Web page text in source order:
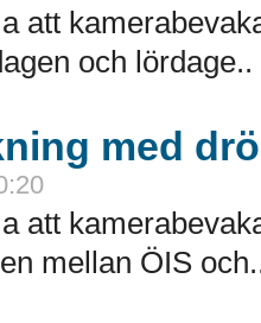
att
och lördage..
med
att
mellan ÖIS